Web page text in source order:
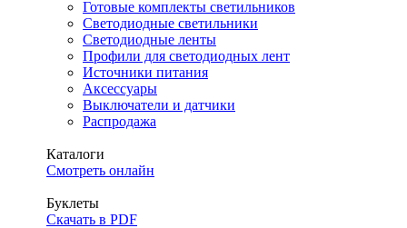
Готовые комплекты светильников
Светодиодные светильники
Светодиодные ленты
Профили для светодиодных лент
Источники питания
Аксессуары
Выключатели и датчики
Распродажа
Каталоги
Смотреть онлайн
Буклеты
Скачать в PDF